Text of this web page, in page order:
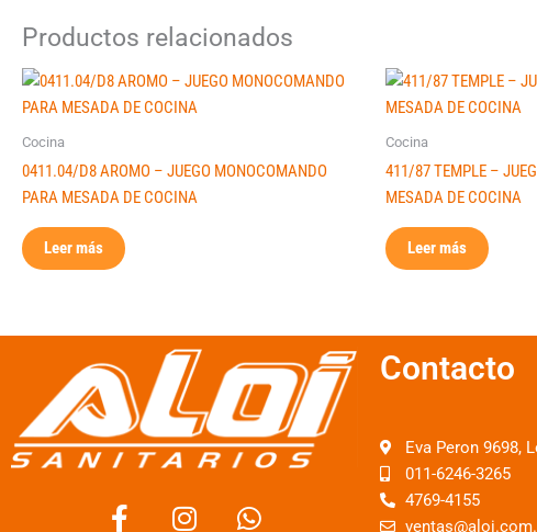
Productos relacionados
Cocina
0411.04/D8 AROMO – JUEGO MONOCOMANDO
PARA MESADA DE COCINA
Leer más
Cocina
411/87 TEMPLE –
MESADA DE COCINA
Leer más
F
I
W
Contacto
Eva Peron 9698,
011-6246-3265
4769-4155